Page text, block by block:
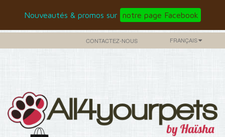
Nouveautés & promos sur notre page Facebook
FRANÇAIS
CONTACTEZ-NOUS